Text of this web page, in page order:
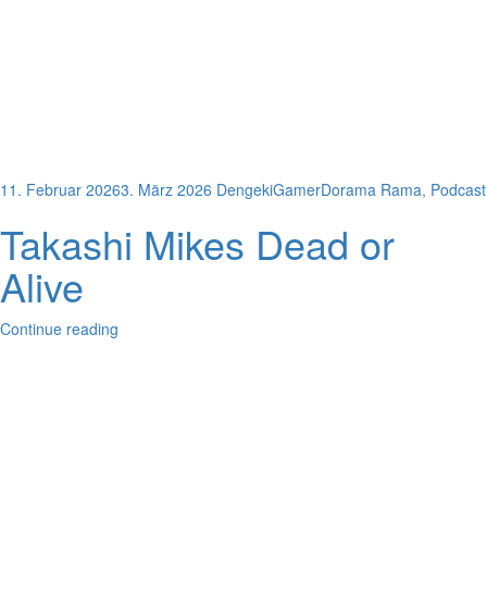
11. Februar 20263. März 2026 DengekiGamerDorama Rama, Podcast
Takashi Mikes Dead or
Alive
Continue reading